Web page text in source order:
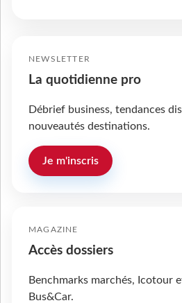
NEWSLETTER
La quotidienne pro
Débrief business, tendances
nouveautés destinations.
Je m'inscris
MAGAZINE
Accès dossiers
Benchmarks marchés, Icotour
Bus&Car.